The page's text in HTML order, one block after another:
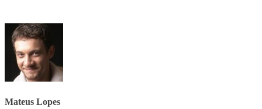
Mateus Lopes